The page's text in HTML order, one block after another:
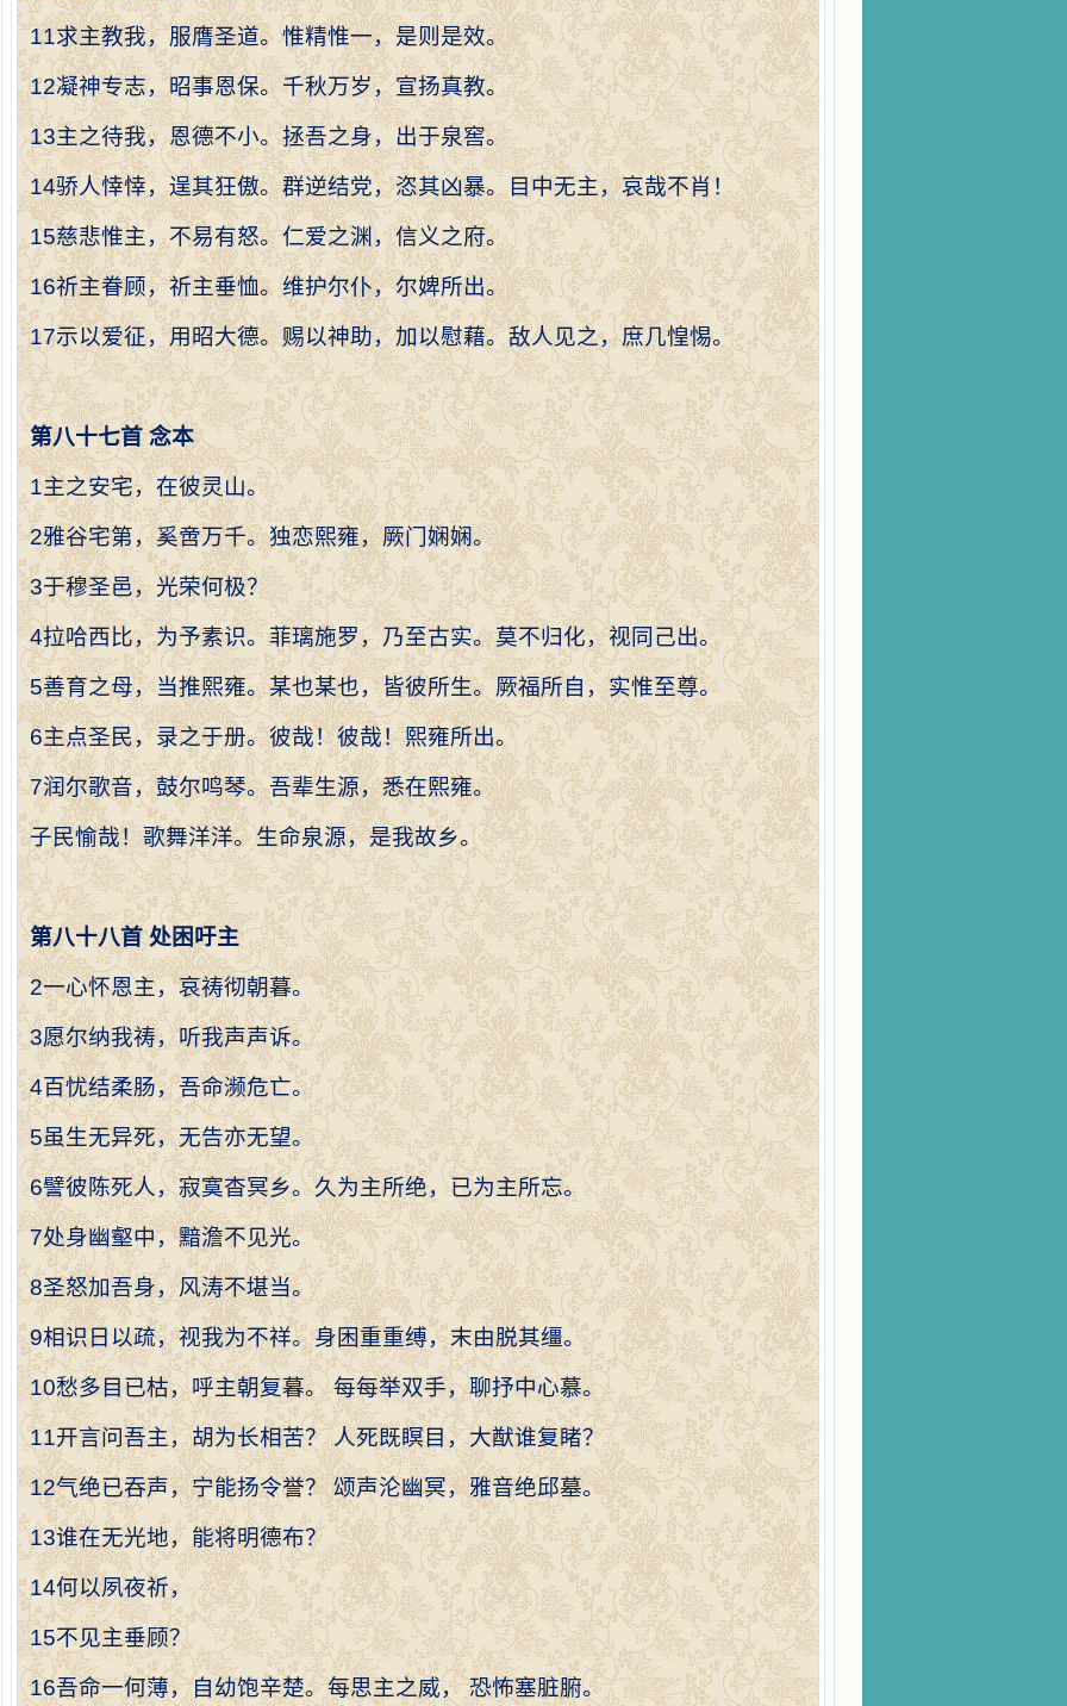
11求主教我，服膺圣道。惟精惟一，是则是效。
12凝神专志，昭事恩保。千秋万岁，宣扬真教。
13主之待我，恩德不小。拯吾之身，出于泉窖。
14骄人悻悻，逞其狂傲。群逆结党，恣其凶暴。目中无主，哀哉不肖！
15慈悲惟主，不易有怒。仁爱之渊，信义之府。
16祈主眷顾，祈主垂恤。维护尔仆，尔婢所出。
17示以爱征，用昭大德。赐以神助，加以慰藉。敌人见之，庶几惶惕。
第八十七首 念本
1主之安宅，在彼灵山。
2雅谷宅第，奚啻万千。独恋熙雍，厥门娴娴。
3于穆圣邑，光荣何极？
4拉哈西比，为予素识。菲璃施罗，乃至古实。莫不归化，视同己出。
5善育之母，当推熙雍。某也某也，皆彼所生。厥福所自，实惟至尊。
6主点圣民，录之于册。彼哉！彼哉！熙雍所出。
7润尔歌音，鼓尔鸣琴。吾辈生源，悉在熙雍。
子民愉哉！歌舞洋洋。生命泉源，是我故乡。
第八十八首 处困吁主
2一心怀恩主，哀祷彻朝暮。
3愿尔纳我祷，听我声声诉。
4百忧结柔肠，吾命濒危亡。
5虽生无异死，无告亦无望。
6譬彼陈死人，寂寞杳冥乡。久为主所绝，已为主所忘。
7处身幽壑中，黯澹不见光。
8圣怒加吾身，风涛不堪当。
9相识日以疏，视我为不祥。身困重重缚，末由脱其缰。
10愁多目已枯，呼主朝复暮。 每每举双手，聊抒中心慕。
11开言问吾主，胡为长相苦？ 人死既瞑目，大猷谁复睹？
12气绝已吞声，宁能扬令誉？ 颂声沦幽冥，雅音绝邱墓。
13谁在无光地，能将明德布？
14何以夙夜祈，
15不见主垂顾？
16吾命一何薄，自幼饱辛楚。每思主之威， 恐怖塞脏腑。